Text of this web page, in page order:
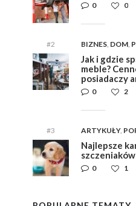
0
0
#2 BIZNES, DOM,
Jak i gdzie
meble?
posiadaczy
2
0
#3 ARTYKUŁY,
Najlepsze
szczeniaków
1
0